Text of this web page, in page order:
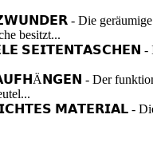
- Die geräumige
besitzt...
𝗦𝗘𝗜𝗧𝗘𝗡𝗧𝗔𝗦𝗖𝗛𝗘𝗡 -
- Der
𝗠𝗔𝗧𝗘𝗥𝗜𝗔𝗟 -